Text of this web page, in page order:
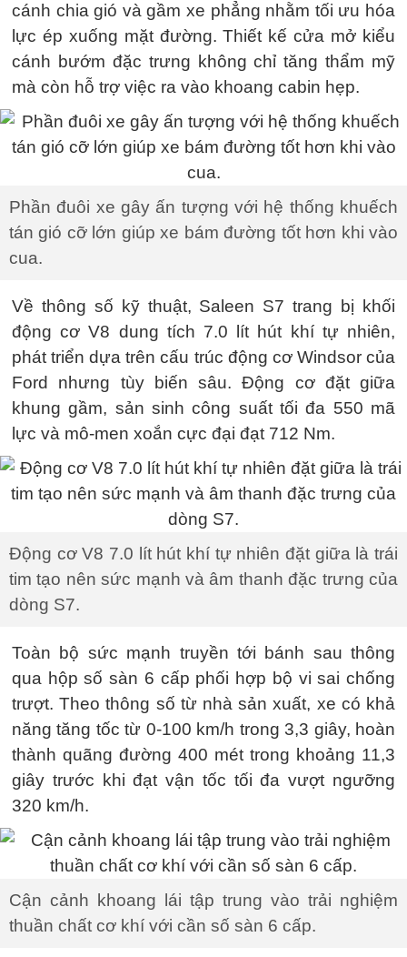
cánh chia gió và gầm xe phẳng nhằm tối ưu hóa
lực ép xuống mặt đường. Thiết kế cửa mở kiểu
cánh bướm đặc trưng không chỉ tăng thẩm mỹ
mà còn hỗ trợ việc ra vào khoang cabin hẹp.
Phần đuôi xe gây ấn tượng với hệ thống khuếch
tán gió cỡ lớn giúp xe bám đường tốt hơn khi vào
cua.
Về thông số kỹ thuật, Saleen S7 trang bị khối
động cơ V8 dung tích 7.0 lít hút khí tự nhiên,
phát triển dựa trên cấu trúc động cơ Windsor của
Ford nhưng tùy biến sâu. Động cơ đặt giữa
khung gầm, sản sinh công suất tối đa 550 mã
lực và mô-men xoắn cực đại đạt 712 Nm.
Động cơ V8 7.0 lít hút khí tự nhiên đặt giữa là trái
tim tạo nên sức mạnh và âm thanh đặc trưng của
dòng S7.
Toàn bộ sức mạnh truyền tới bánh sau thông
qua hộp số sàn 6 cấp phối hợp bộ vi sai chống
trượt. Theo thông số từ nhà sản xuất, xe có khả
năng tăng tốc từ 0-100 km/h trong 3,3 giây, hoàn
thành quãng đường 400 mét trong khoảng 11,3
giây trước khi đạt vận tốc tối đa vượt ngưỡng
320 km/h.
Cận cảnh khoang lái tập trung vào trải nghiệm
thuần chất cơ khí với cần số sàn 6 cấp.